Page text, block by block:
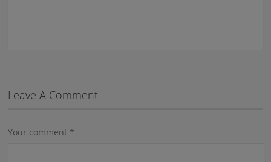
Leave A Comment
Your comment *